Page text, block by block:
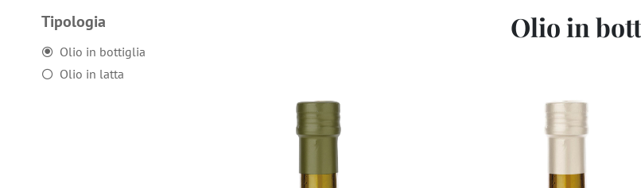
Tipologia
Olio in bottiglia
Olio in latta
Olio in